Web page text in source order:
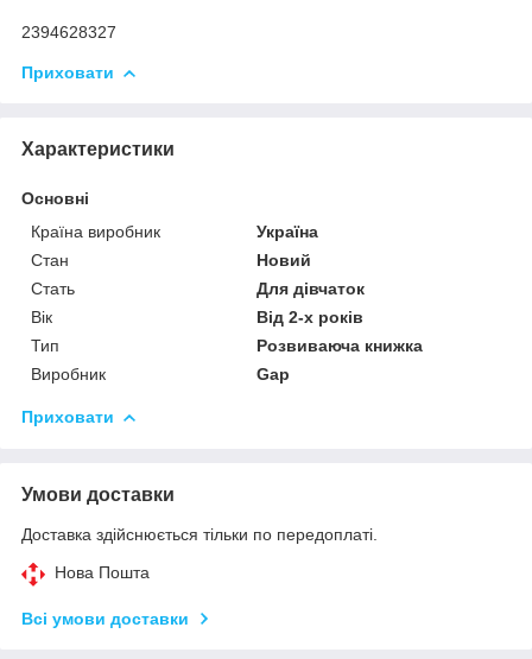
2394628327
Приховати
Характеристики
Основні
Країна виробник
Україна
Стан
Новий
Стать
Для дівчаток
Вік
Від 2-х років
Тип
Розвиваюча книжка
Виробник
Gap
Приховати
Умови доставки
Доставка здійснюється тільки по передоплаті.
Нова Пошта
Всі умови доставки